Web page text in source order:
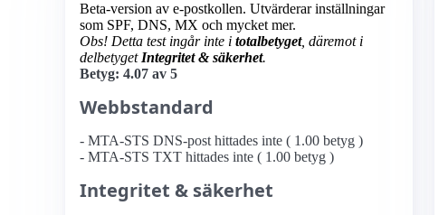
Beta-version av e-postkollen. Utvärderar inställningar
som SPF, DNS, MX och mycket mer.
Obs! Detta test ingår inte i totalbetyget, däremot i
delbetyget Integritet & säkerhet.
Betyg: 4.07 av 5
Webbstandard
- MTA-STS DNS-post hittades inte ( 1.00 betyg )
- MTA-STS TXT hittades inte ( 1.00 betyg )
Integritet & säkerhet